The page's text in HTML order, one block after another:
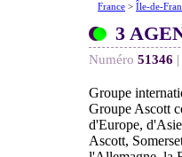
France > Île-de-
3
Numéro 51346 |
Groupe
Groupe Ascott
d'Europe,
Ascott,